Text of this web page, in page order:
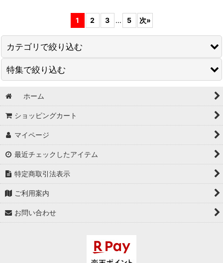
1 2 3 ... 5 次»
カテゴリで絞り込む
What's New
PORTANCE
PWA
Slowpe
SPECIAL / スペシャルアイテム
VINTAGE / ヴィンテージ
OTHER / バッグ 小物 etc
SHOES / 靴
DEAD STOCK / デッドストック
特集で絞り込む
US. Armed Forces / Fleece JKT
ホーム
ショッピングカート
マイページ
最近チェックしたアイテム
特定商取引法表示
ご利用案内
お問い合わせ